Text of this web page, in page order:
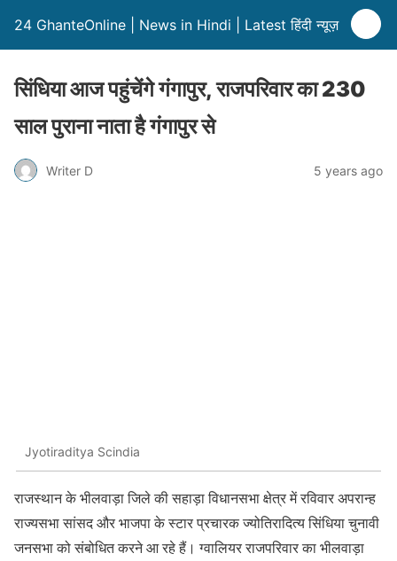
24 GhanteOnline | News in Hindi | Latest हिंदी न्यूज़
सिंधिया आज पहुंचेंगे गंगापुर, राजपरिवार का 230
साल पुराना नाता है गंगापुर से
Writer D 5 years ago
Jyotiraditya Scindia
राजस्थान के भीलवाड़ा जिले की सहाड़ा विधानसभा क्षेत्र में रविवार अपरान्ह
राज्यसभा सांसद और भाजपा के स्टार प्रचारक ज्योतिरादित्य सिंधिया चुनावी
जनसभा को संबोधित करने आ रहे हैं। ग्वालियर राजपरिवार का भीलवाड़ा